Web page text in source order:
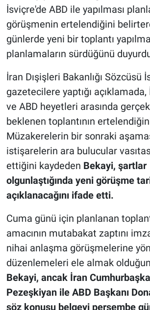
İsviçre'de ABD ile yapılması
görüşmenin ertelendiğini
günlerde yeni bir toplantı
planlamaların sürdüğünü
İran Dışişleri Bakanlığı Sözcüsü
gazetecilere yaptığı
ve ABD heyetleri arasında
beklenen toplantının
Müzakerelerin bir sonraki
istişarelerin ara bulucular
ettiğini kaydeden Bekayi, şartlar
olgunlaştığında yeni görüşme
açıklanacağını ifade etti.
Cuma günü için planlanan
amacının mutabakat zaptını
nihai anlaşma görüşmelerine
düzenlemeleri ele almak
Bekayi, ancak İran
Pezeşkiyan ile ABD Başkanı
söz konusu belgeyi perşembe